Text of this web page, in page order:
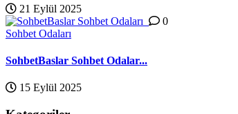
21 Eylül 2025
0
Sohbet Odaları
SohbetBaslar Sohbet Odalar...
15 Eylül 2025